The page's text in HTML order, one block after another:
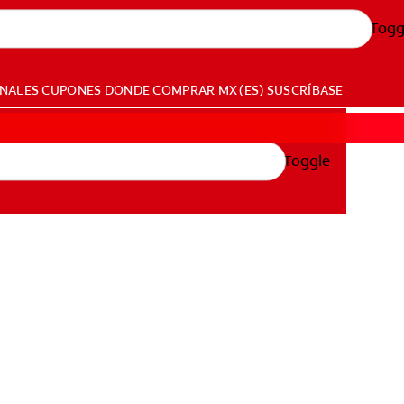
CUPONES DONDE COMPRAR MX (ES) SUSCRÍBASE
Toggle